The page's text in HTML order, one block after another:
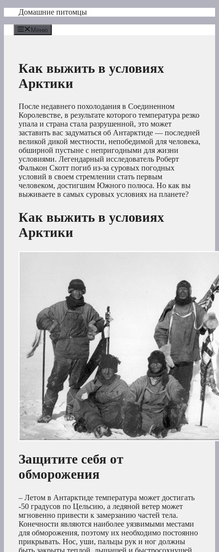
Перейти
содержимому
Домашние питомцы
Меню
Как выжить в условиях
Арктики
После недавнего похолодания в Соединенном
Королевстве, в результате которого температура резко
упала и страна стала разрушенной, это может
заставить вас задуматься об Антарктиде — последней
великой дикой местности, непобедимой для человека,
обширной пустыне с непригодными для жизни
условиями. Легендарный исследователь Роберт
Фалькон Скотт погиб из-за суровых погодных
условий в своем стремлении стать первым
человеком, достигшим Южного полюса. Но как вы
выживаете в самых суровых условиях на планете?
Как выжить в условиях
Арктики
Защитите себя от
обморожения
– Летом в Антарктиде температура может достигать
-50 градусов по Цельсию, а ледяной ветер может
мгновенно привести к замерзанию частей тела.
Конечности являются наиболее уязвимыми местами
для обморожения, поэтому их необходимо постоянно
прикрывать. Нос, уши, пальцы рук и ног должны
быть закрыты теплой, дышащей и быстросохнущей